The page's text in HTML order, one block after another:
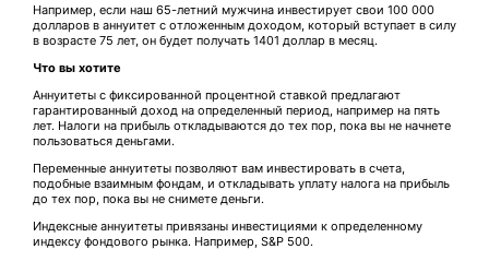
Например, если наш 65-летний мужчина инвестирует свои 100 000
долларов в аннуитет с отложенным доходом, который вступает в силу
в возрасте 75 лет, он будет получать 1401 доллар в месяц.
Что вы хотите
Аннуитеты с фиксированной процентной ставкой предлагают
гарантированный доход на определенный период, например на пять
лет. Налоги на прибыль откладываются до тех пор, пока вы не начнете
пользоваться деньгами.
Переменные аннуитеты позволяют вам инвестировать в счета,
подобные взаимным фондам, и откладывать уплату налога на прибыль
до тех пор, пока вы не снимете деньги.
Индексные аннуитеты привязаны инвестициями к определенному
индексу фондового рынка. Например, S&P 500.